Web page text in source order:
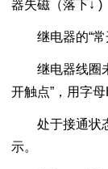
器失磁（落下↓ )
继电器的“常
继电器线圈未
开触点”，用字母
处于接通状态
示。